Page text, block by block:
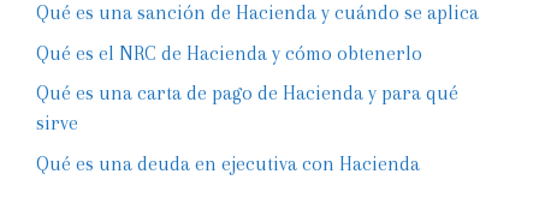
Qué es una sanción de Hacienda y cuándo se aplica
Qué es el NRC de Hacienda y cómo obtenerlo
Qué es una carta de pago de Hacienda y para qué
sirve
Qué es una deuda en ejecutiva con Hacienda